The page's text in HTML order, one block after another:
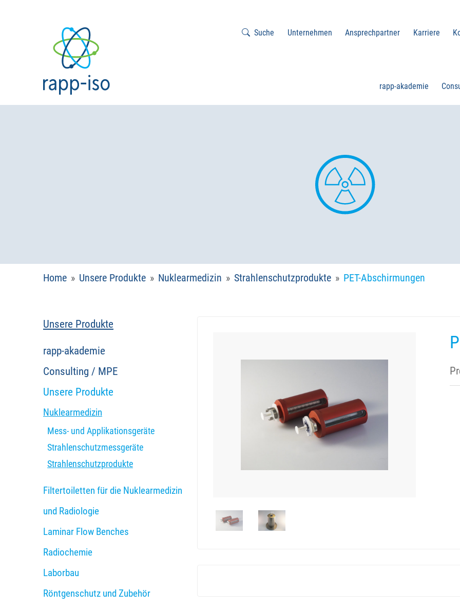
Suche Unternehmen Ansprechpartner Karriere
rapp-akademie
Home Unsere Produkte Nuklearmedizin Strahlenschutzprodukte PET-Abschirmungen
Unsere Produkte
rapp-akademie
Consulting / MPE
Unsere Produkte
Nuklearmedizin
Mess- und Applikationsgeräte
Strahlenschutzmessgeräte
Strahlenschutzprodukte
Filtertoiletten für die Nuklearmedizin
und Radiologie
Laminar Flow Benches
Radiochemie
Laborbau
Röntgenschutz und Zubehör